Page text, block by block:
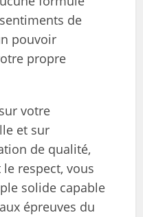
de
pouvoir
propre
votre
et sur
de qualité,
respect, vous
solide capable
épreuves du